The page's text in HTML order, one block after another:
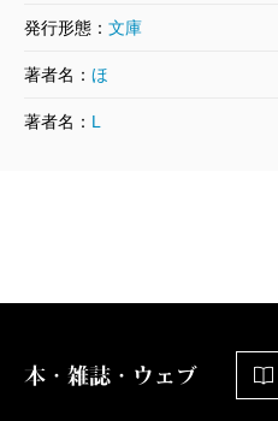
発行形態： 文庫
著者名： ほ
著者名： L
本・雑誌・ウェブ